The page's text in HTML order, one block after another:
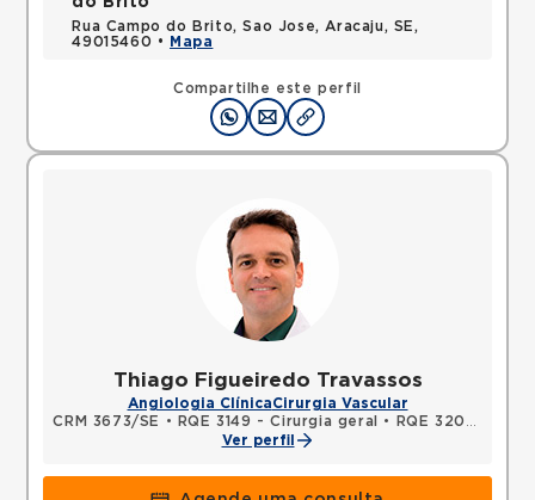
Compartilhe este perfil
Rua Campo do Brito, Sao Jose, Aracaju, SE,
49015460 •
Mapa
Thiago Figueiredo Travassos
Angiologia ClínicaCirurgia Vascular
CRM 3673/SE
• RQE 3149 - Cirurgia geral •
RQE 3206 - Cirurgia vascular
Ver perfil